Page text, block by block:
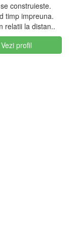
construieste.
timp impreuna.
relatii la distan..
Vezi profil